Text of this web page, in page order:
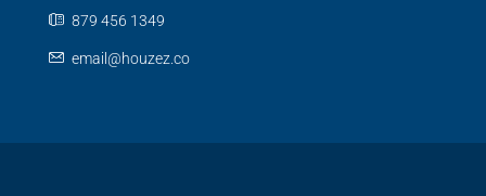
879 456 1349
email@houzez.co